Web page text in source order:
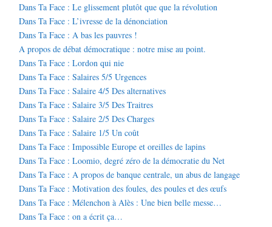
Dans Ta Face : Le glissement plutôt que que la révolution
Dans Ta Face : L’ivresse de la dénonciation
Dans Ta Face : A bas les pauvres !
A propos de débat démocratique : notre mise au point.
Dans Ta Face : Lordon qui nie
Dans Ta Face : Salaires 5/5 Urgences
Dans Ta Face : Salaire 4/5 Des alternatives
Dans Ta Face : Salaire 3/5 Des Traitres
Dans Ta Face : Salaire 2/5 Des Charges
Dans Ta Face : Salaire 1/5 Un coût
Dans Ta Face : Impossible Europe et oreilles de lapins
Dans Ta Face : Loomio, degré zéro de la démocratie du Net
Dans Ta Face : A propos de banque centrale, un abus de langage
Dans Ta Face : Motivation des foules, des poules et des œufs
Dans Ta Face : Mélenchon à Alès : Une bien belle messe…
Dans Ta Face : on a écrit ça…